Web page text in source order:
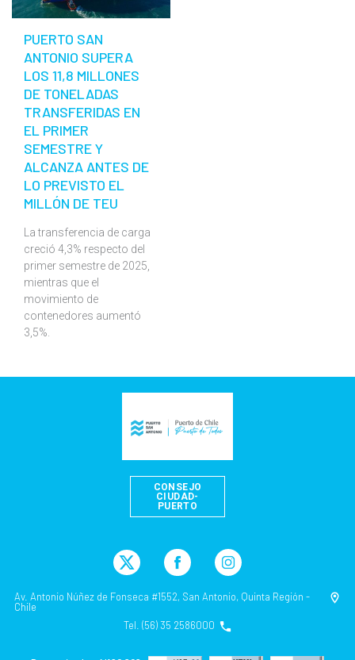
PUERTO SAN
ANTONIO SUPERA
LOS 11,8 MILLONES
DE TONELADAS
TRANSFERIDAS EN
EL PRIMER
SEMESTRE Y
ALCANZA ANTES DE
LO PREVISTO EL
MILLÓN DE TEU
La transferencia de carga
creció 4,3% respecto del
primer semestre de 2025,
mientras que el
movimiento de
contenedores aumentó
3,5%.
CONSEJO
CIUDAD-
PUERTO
Av. Antonio Núñez de Fonseca #1552, San Antonio, Quinta Región -
Chile
Tel. (56) 35 2586000